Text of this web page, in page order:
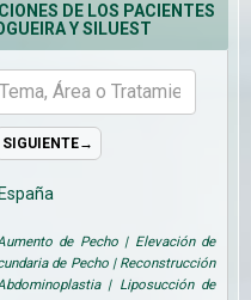
DE LOS PACIENTES
Y SILUEST
SIGUIENTE→
de Pecho | Elevación de
de Pecho | Reconstrucción
| Liposucción de